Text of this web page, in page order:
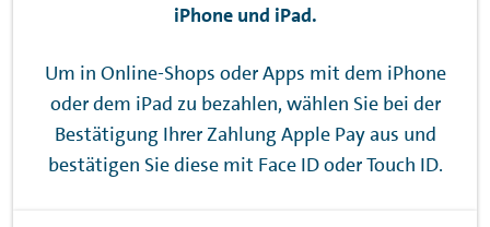
iPhone und iPad.
Um in Online-Shops oder Apps mit dem iPhone
oder dem iPad zu bezahlen, wählen Sie bei der
Bestätigung Ihrer Zahlung Apple Payaus und
bestätigen Sie diese mit Face IDoderTouch ID.